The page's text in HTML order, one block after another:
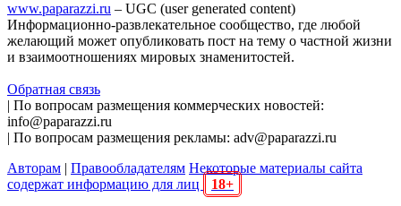
www.paparazzi.ru – UGC (user generated content)
Информационно-развлекательное сообщество, где любой
желающий может опубликовать пост на тему о частной жизни
и взаимоотношениях мировых знаменитостей.
Обратная связь
| По вопросам размещения коммерческих новостей:
info@paparazzi.ru
| По вопросам размещения рекламы: adv@paparazzi.ru
Авторам | Правообладателям Некоторые материалы сайта
содержат информацию для лиц
18+